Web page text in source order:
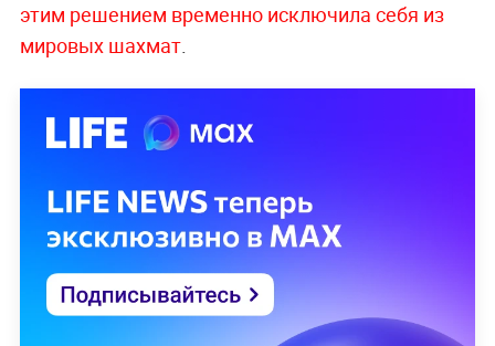
этим решением временно исключила себя из
мировых шахмат.